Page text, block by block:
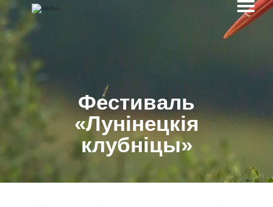
Фестиваль
«Лунiнецкiя
клубнiцы»